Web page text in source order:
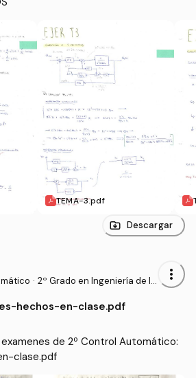
TEMA-3.pdf
Descargar
· 2º Grado en Ingeniería de la
icación (US)
more_vert
hechos-en-clase.pdf
de 2º Control Automático:
clase.pdf